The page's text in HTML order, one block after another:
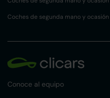
Coches de segunda mano y ocasión
Conoce al equipo